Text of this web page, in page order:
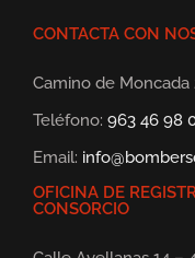
CONTACTA CON
Camino de Moncada
Teléfono: 963 46 98
Email:
OFICINA DE
CONSORCIO